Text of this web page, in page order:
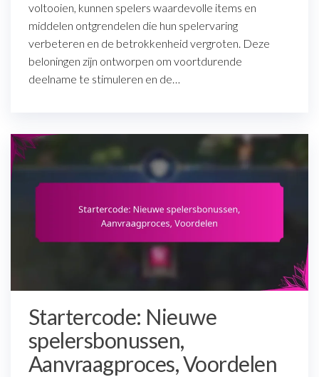
voltooien, kunnen spelers waardevolle items en
middelen ontgrendelen die hun spelervaring
verbeteren en de betrokkenheid vergroten. Deze
beloningen zijn ontworpen om voortdurende
deelname te stimuleren en de…
Startercode: Nieuwe
spelersbonussen,
Aanvraagproces, Voordelen